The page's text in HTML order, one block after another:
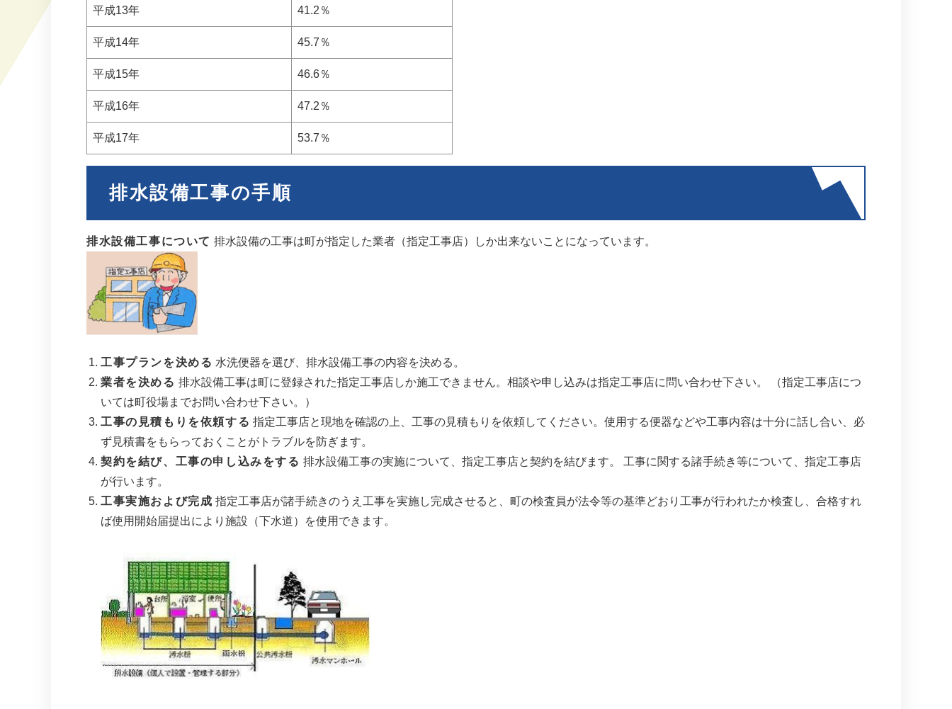
平成13年 41.2％
平成14年 45.7％
平成15年 46.6％
平成16年 47.2％
平成17年 53.7％
排水設備工事の手順
排水設備工事について 排水設備の工事は町が指定した業者（指定工事店）しか出来ないことになっています。
工事プランを決める 水洗便器を選び、排水設備工事の内容を決める。
業者を決める 排水設備工事は町に登録された指定工事店しか施工できません。相談や申し込みは指定工事店に問い合わせ下さい。 （指定工事店につ
いては町役場までお問い合わせ下さい。）
工事の見積もりを依頼する 指定工事店と現地を確認の上、工事の見積もりを依頼してください。使用する便器などや工事内容は十分に話し合い、必
ず見積書をもらっておくことがトラブルを防ぎます。
契約を結び、工事の申し込みをする 排水設備工事の実施について、指定工事店と契約を結びます。 工事に関する諸手続き等について、指定工事店
が行います。
工事実施および完成 指定工事店が諸手続きのうえ工事を実施し完成させると、町の検査員が法令等の基準どおり工事が行われたか検査し、合格すれ
ば使用開始届提出により施設（下水道）を使用できます。